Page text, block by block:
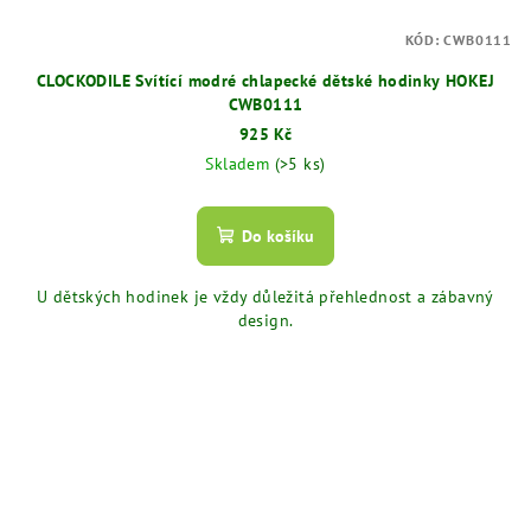
CLOCKODILE Svítící modré chlapecké dětské hodinky HOKEJ
CWB0111
925 Kč
Skladem (>5 ks)
Do košíku
U dětských hodinek je vždy důležitá přehlednost a zábavný
design.
KÓD:CWB0111